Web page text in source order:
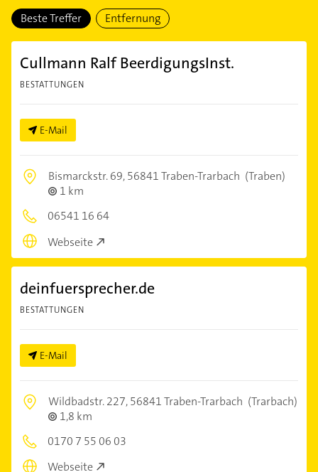
Beste Treffer Entfernung
Cullmann Ralf BeerdigungsInst.
BESTATTUNGEN
E-Mail
Bismarckstr. 69,56841 Traben-Trarbach (Traben)
1 km
06541 16 64
Webseite
deinfuersprecher.de
BESTATTUNGEN
E-Mail
Wildbadstr. 227,56841 Traben-Trarbach (Trarbach)
1,8 km
0170 7 55 06 03
Webseite